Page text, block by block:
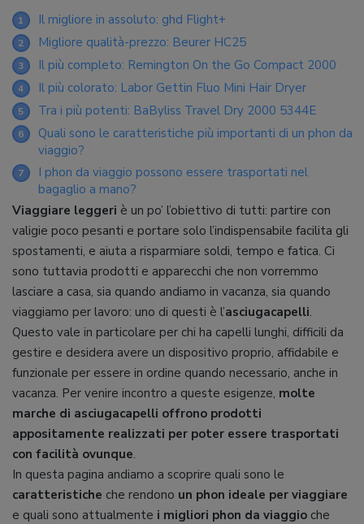
1 Il migliore in assoluto: ghd Flight+
2 Migliore qualità-prezzo: Beurer HC25
3 Il più completo: Remington On the Go Compact 2000
4 Il più colorato: Labor Gettin Fluo Mini Hair Dryer
5 Tra i più potenti: BaByliss Travel Dry 2000 5344E
6
Quali sono le caratteristiche più importanti di un phon da
viaggio?
7
I phon da viaggio possono essere trasportati nel
bagaglio a mano?
Viaggiare leggeri è un po’ l’obiettivo di tutti: partire con
valigie poco pesanti e portare solo l’indispensabile facilita gli
spostamenti, e aiuta a risparmiare soldi, tempo e fatica. Ci
sono tuttavia prodotti e apparecchi che non vorremmo
lasciare a casa, sia quando andiamo in vacanza, sia quando
viaggiamo per lavoro: uno di questi è l’asciugacapelli.
Questo vale in particolare per chi ha capelli lunghi, difficili da
gestire e desidera avere un dispositivo proprio, affidabile e
funzionale per essere in ordine quando necessario, anche in
vacanza. Per venire incontro a queste esigenze, molte
marche di asciugacapelli offrono prodotti
appositamente realizzati per poter essere trasportati
con facilità ovunque.
In questa pagina andiamo a scoprire quali sono le
caratteristiche che rendono un phon ideale per viaggiare
e quali sono attualmente i migliori phon da viaggio che